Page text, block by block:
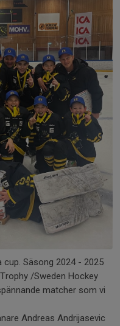
cup. Säsong 2024 - 2025
/Sweden Hockey
matcher som vi
Andreas Andrijasevic